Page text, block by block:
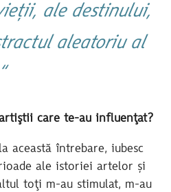
ale destinului,
aleatoriu al
care te-au influenţat?
această întrebare, iubesc
ale istoriei artelor și
toţi m-au stimulat, m-au